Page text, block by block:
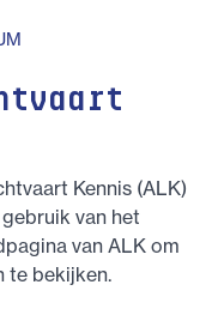
Kennis (ALK)
van het
van ALK om
te bekijken.